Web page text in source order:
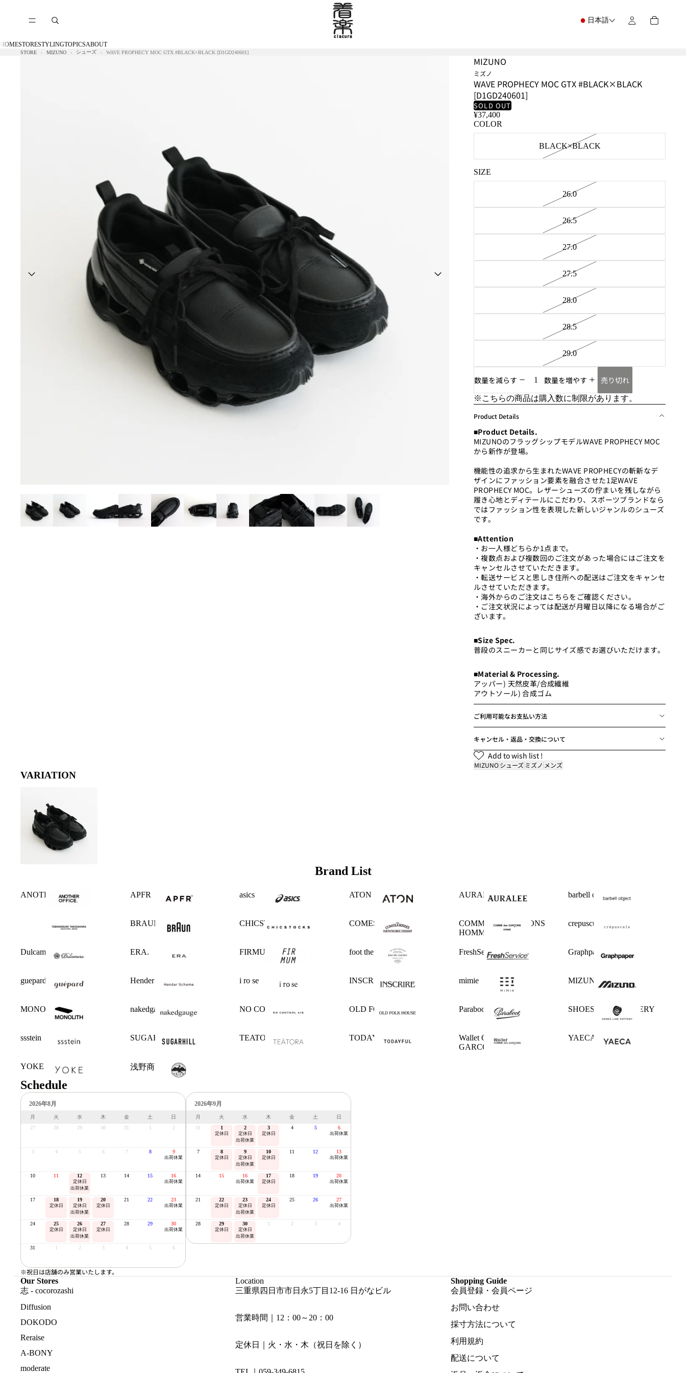
日本語
HOMESTORESTYLINGTOPICSABOUT
STORE MIZUNO シューズ WAVE PROPHECY MOC GTX #BLACK×BLACK [D1GD240601]
MIZUNO
ミズノ
WAVE PROPHECY MOC GTX #BLACK×BLACK
[D1GD240601]
SOLD OUT
¥37,400
COLOR
BLACK×BLACK
SIZE
26.0
26.5
27.0
27.5
28.0
28.5
29.0
数量を減らす 数量を増やす 売り切れ
※こちらの商品は購入数に制限があります。
Product Details
■Product Details.
MIZUNOのフラッグシップモデルWAVE PROPHECY MOC
から新作が登場。
​​機能性の追求から生まれたWAVE PROPHECYの斬新なデ
ザインにファッション要素を融合させた1足WAVE
PROPHECY MOC。レザーシューズの佇まいを残しながら
履き心地とディテールにこだわり、スポーツブランドなら
ではファッション性を表現した新しいジャンルのシューズ
です。
■Attention
・お一人様どちらか1点まで。
・複数点および複数回のご注文があった場合にはご注文を
キャンセルさせていただきます。
・転送サービスと思しき住所への配送はご注文をキャンセ
ルさせていただきます。
・海外からのご注文はこちらをご確認ください。
・ご注文状況によっては配送が月曜日以降になる場合がご
ざいます。
■Size Spec.
普段のスニーカーと同じサイズ感でお選びいただけます。
■Material & Processing.
アッパー) 天然皮革/合成繊維
アウトソール) 合成ゴム
ご利用可能なお支払い方法
キャンセル・返品・交換について
Add to wish list !
MIZUNOシューズ ミズノ メンズ
VARIATION
Brand List
ANOTHER OFFICE APFR asics ATON AURALEE barbell object
BRAUN CHICSTOCKS COMESANDGOES
COMME des GARCONS
HOMME
crepuscule
Dulcamara ERA. FIRMUM foot the coacher FreshService Graphpaper
guepard Hender Scheme i ro se INSCRIRE mimie MIZUNO
MONOLITH nakedgauge NO CONTROL AIR OLD FOLK HOUSE Paraboot SHOES LIKE POTTERY
ssstein SUGARHILL TEATORA TODAYFUL
Wallet COMME des
GARCONS
YAECA
YOKE 浅野商店
Schedule
2026年8月
月 火 水 木 金 土
日
27
28 29 30 31 1 2
3 4 5 6 7 8 9
出荷休業
10 11 12
定休日
出荷休業
13 14 15 16
出荷休業
17 18
定休日
19
定休日
出荷休業
20
定休日
21 22 23
出荷休業
24 25
定休日
26
定休日
出荷休業
27
定休日
28 29 30
出荷休業
31 1 2 3 4 5 6
2026年9月
月 火 水 木 金 土
日
31
1
定休日
2
定休日
出荷休業
3
定休日
4 5 6
出荷休業
7 8
定休日
9
定休日
出荷休業
10
定休日
11 12 13
出荷休業
14 15 16
出荷休業
17
定休日
18 19 20
出荷休業
21 22
定休日
23
定休日
出荷休業
24
定休日
25 26 27
出荷休業
28 29
定休日
30
定休日
出荷休業
1 2 3 4
※祝日は店舗のみ営業いたします。
Our Stores
志 - cocorozashi
Diffusion
DOKODO
Reraise
A-BONY
moderate
Location
三重県四日市市日永5丁目12-16 日がなビル
営業時間｜12：00～20：00
定休日｜火・水・木（祝日を除く）
Shopping Guide
会員登録・会員ページ
お問い合わせ
採寸方法について
利用規約
配送について